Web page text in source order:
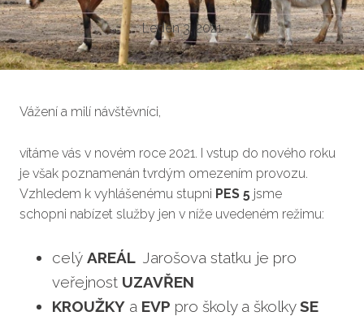
Leden 3, 2021
Vážení a milí návštěvníci,
vítáme vás v novém roce 2021. I vstup do nového roku
je však poznamenán tvrdým omezením provozu.
Vzhledem k vyhlášenému stupni PES 5 jsme
schopni nabízet služby jen v níže uvedeném režimu:
celý AREÁL Jarošova statku je pro
veřejnost UZAVŘEN
KROUŽKY a EVP pro školy a školkySE